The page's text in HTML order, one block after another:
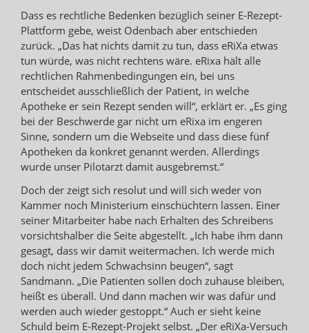
Dass es rechtliche Bedenken bezüglich seiner E-Rezept-
Plattform gebe, weist Odenbach aber entschieden
zurück. „Das hat nichts damit zu tun, dass eRiXa etwas
tun würde, was nicht rechtens wäre. eRixa hält alle
rechtlichen Rahmenbedingungen ein, bei uns
entscheidet ausschließlich der Patient, in welche
Apotheke er sein Rezept senden will“, erklärt er. „Es ging
bei der Beschwerde gar nicht um eRixa im engeren
Sinne, sondern um die Webseite und dass diese fünf
Apotheken da konkret genannt werden. Allerdings
wurde unser Pilotarzt damit ausgebremst.“
Doch der zeigt sich resolut und will sich weder von
Kammer noch Ministerium einschüchtern lassen. Einer
seiner Mitarbeiter habe nach Erhalten des Schreibens
vorsichtshalber die Seite abgestellt. „Ich habe ihm dann
gesagt, dass wir damit weitermachen. Ich werde mich
doch nicht jedem Schwachsinn beugen“, sagt
Sandmann. „Die Patienten sollen doch zuhause bleiben,
heißt es überall. Und dann machen wir was dafür und
werden auch wieder gestoppt.“ Auch er sieht keine
Schuld beim E-Rezept-Projekt selbst. „Der eRiXa-Versuch